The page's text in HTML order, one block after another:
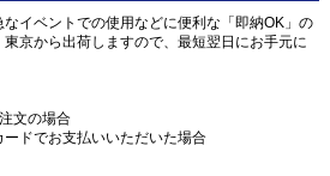
イベントでの使用などに便利な「即納OK」の
京から出荷しますので、最短翌日にお手元に
文の場合
ードでお支払いいただいた場合